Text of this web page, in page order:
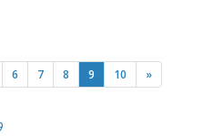
6 7 8 9 10 »